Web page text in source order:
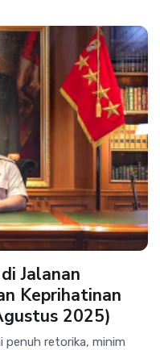
Jalanan
Keprihatinan
2025)
penuh retorika, minim